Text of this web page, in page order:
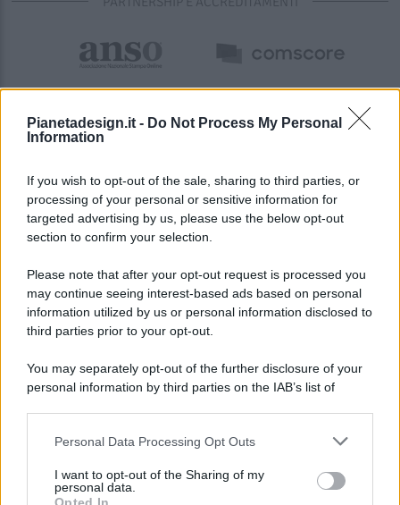
Pianetadesign.it - Do Not Process My Personal
Information
If you wish to opt-out of the sale, sharing to third parties, or
processing of your personal or sensitive information for
targeted advertising by us, please use the below opt-out
section to confirm your selection.
Please note that after your opt-out request is processed you
may continue seeing interest-based ads based on personal
information utilized by us or personal information disclosed to
third parties prior to your opt-out.
You may separately opt-out of the further disclosure of your
personal information by third parties on the IAB’s list of
This information may also be disclosed by us to third parties
disclose it to other third parties.
Personal Data Processing Opt Outs
I want to opt-out of the Sharing of my
personal data.
© 2026 - Pianeta Design - P.IVA 04827280654 - Testata
Registrata Al Tribunale Di Nocera Inferiore N. 8/2020 - RG N.
ISCRIZIONE AL ROC N. 35792 – ISCRITTA ALL’ANSO
(ASSOCIAZIONE NAZIONALE STAMPA ONLINE)
PREFERENZE PRIVACY